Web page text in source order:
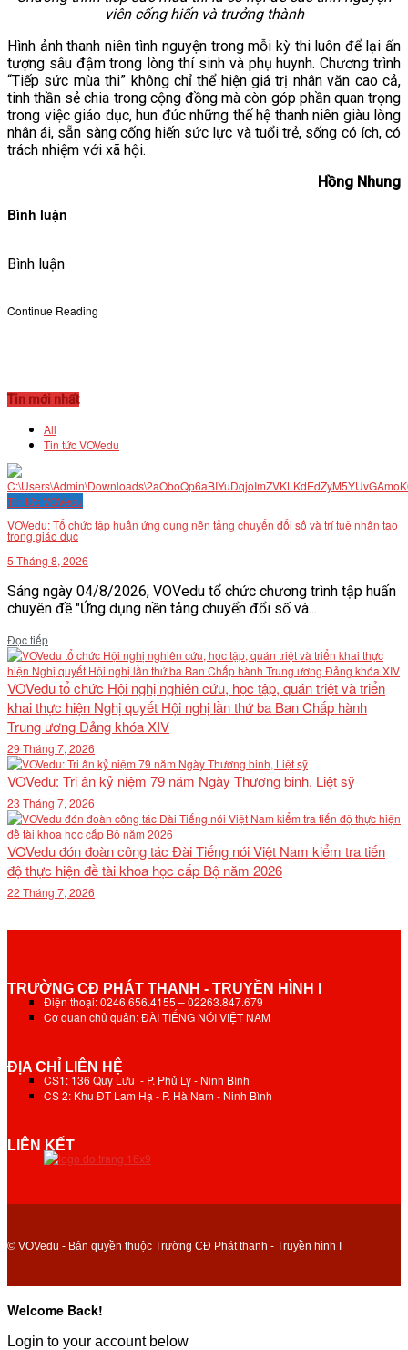
viên cống hiến và trưởng thành
Hình ảnh thanh niên tình nguyện trong mỗi kỳ thi luôn để lại ấn
tượng sâu đậm trong lòng thí sinh và phụ huynh. Chương trình
“Tiếp sức mùa thi” không chỉ thể hiện giá trị nhân văn cao cả,
tinh thần sẻ chia trong cộng đồng mà còn góp phần quan trọng
trong việc giáo dục, hun đúc những thế hệ thanh niên giàu lòng
nhân ái, sẵn sàng cống hiến sức lực và tuổi trẻ, sống có ích, có
trách nhiệm với xã hội.
Hồng Nhung
Bình luận
Bình luận
Continue Reading
Tin mới nhất
All
Tin tức VOVedu
Tin tức VOVedu
VOVedu: Tổ chức tập huấn ứng dụng nền tảng chuyển đổi số và trí tuệ nhân tạo
trong giáo dục
5 Tháng 8, 2026
Sáng ngày 04/8/2026, VOVedu tổ chức chương trình tập huấn
chuyên đề "Ứng dụng nền tảng chuyển đổi số và...
Đọc tiếpDetails
VOVedu tổ chức Hội nghị nghiên cứu, học tập, quán triệt và triển
khai thực hiện Nghị quyết Hội nghị lần thứ ba Ban Chấp hành
Trung ương Đảng khóa XIV
29 Tháng 7, 2026
VOVedu: Tri ân kỷ niệm 79 năm Ngày Thương binh, Liệt sỹ
23 Tháng 7, 2026
VOVedu đón đoàn công tác Đài Tiếng nói Việt Nam kiểm tra tiến
độ thực hiện đề tài khoa học cấp Bộ năm 2026
22 Tháng 7, 2026
TRƯỜNG CĐ PHÁT THANH - TRUYỀN HÌNH I
Điện thoại: 0246.656.4155 – 02263.847.679
Cơ quan chủ quản: ĐÀI TIẾNG NÓI VIỆT NAM
ĐỊA CHỈ LIÊN HỆ
CS1: 136 Quy Lưu - P. Phủ Lý - Ninh Bình
CS 2: Khu ĐT Lam Hạ - P. Hà Nam - Ninh Bình
LIÊN KẾT
© VOVedu - Bản quyền thuộc Trường CĐ Phát thanh - Truyền hình I
Welcome Back!
Login to your account below